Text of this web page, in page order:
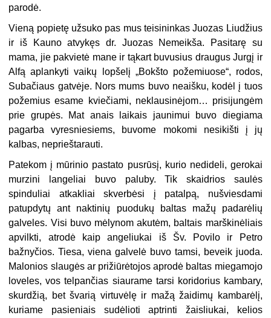
parodė.
Vieną popietę užsuko pas mus teisininkas Juozas Liudžius
ir iš Kauno atvykęs dr. Juozas Nemeikša. Pasitarę su
mama, jie pakvietė mane ir tąkart buvusius draugus Jurgį ir
Alfą aplankyti vaikų lopšelį „Bokšto požemiuose“, rodos,
Subačiaus gatvėje. Nors mums buvo neaišku, kodėl į tuos
požemius esame kviečiami, neklausinėjom… prisijungėm
prie grupės. Mat anais laikais jaunimui buvo diegiama
pagarba vyresniesiems, buvome mokomi nesikišti į jų
kalbas, neprieštarauti.
Patekom į mūrinio pastato pusrūsį, kurio nedideli, gerokai
murzini langeliai buvo paluby. Tik skaidrios saulės
spinduliai atkakliai skverbėsi į patalpą, nušviesdami
patupdytų ant naktinių puodukų baltas mažų padarėlių
galveles. Visi buvo mėlynom akutėm, baltais marškinėliais
apvilkti, atrodė kaip angeliukai iš Šv. Povilo ir Petro
bažnyčios. Tiesa, viena galvelė buvo tamsi, beveik juoda.
Malonios slaugės ar prižiūrėtojos aprodė baltas miegamojo
loveles, vos telpančias siaurame tarsi koridorius kambary,
skurdžią, bet švarią virtuvėlę ir mažą žaidimų kambarėlį,
kuriame pasieniais sudėlioti aptrinti žaisliukai, kelios